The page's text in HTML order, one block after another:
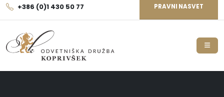
+386 (0)1 430 50 77 PRAVNI NASVET